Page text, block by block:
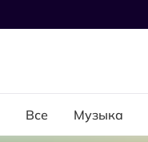
Все Музыка